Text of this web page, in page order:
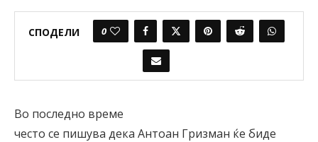
СПОДЕЛИ 0
Во последно време
често се пишува дека Антоан Гризман ќе биде